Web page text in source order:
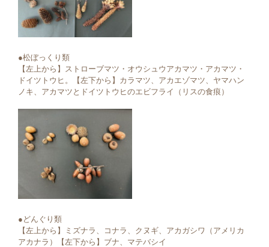
●松ぼっくり類
【左上から】ストローブマツ・オウシュウアカマツ・アカマツ・
ドイツトウヒ。【左下から】カラマツ、アカエゾマツ、ヤマハン
ノキ、アカマツとドイツトウヒのエビフライ（リスの食痕）
●どんぐり類
【左上から】ミズナラ、コナラ、クヌギ、アカガシワ（アメリカ
アカナラ）【左下から】ブナ、マテバシイ